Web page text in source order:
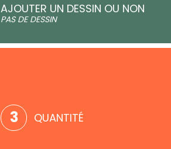
AJOUTER UN DESSIN OU NON
PAS DE DESSIN
3 QUANTITÉ